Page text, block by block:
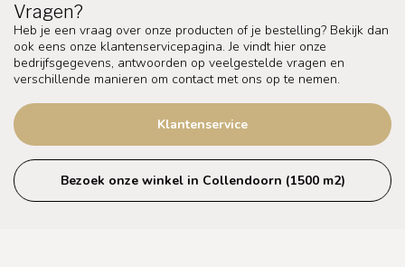
Vragen?
Heb je een vraag over onze producten of je bestelling? Bekijk dan
ook eens onze klantenservicepagina. Je vindt hier onze
bedrijfsgegevens, antwoorden op veelgestelde vragen en
verschillende manieren om contact met ons op te nemen.
Klantenservice
Bezoek onze winkel in Collendoorn (1500 m2)